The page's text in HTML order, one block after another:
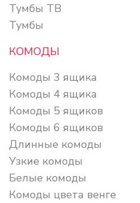
Тумбы ТВ
Тумбы
КОМОДЫ
Комоды 3 ящика
Комоды 4 ящика
Комоды 5 ящиков
Комоды 6 ящиков
Длинные комоды
Узкие комоды
Белые комоды
Комоды цвета венге